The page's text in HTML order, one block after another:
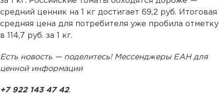
средний ценник на 1 кг достигает 69,2 руб. Итоговая
средняя цена для потребителя уже пробила отметку
в 114,7 руб. за 1 кг.
Есть новость — поделитесь! Мессенджеры ЕАН для
ценной информации
+7 922 143 47 42.